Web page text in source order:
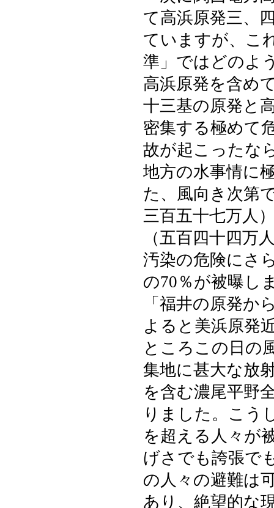
て高浜原発三、
ていますが、こ
準」ではどのよ
高浜原発を含め
十三基の原発と
密集する極めて
故が起こったな
地方の水事情に
た、風向き次第
三百五十七万人
（五百四十四万
汚染の危険にさ
の70％が被曝し
「福井の原発か
よると美浜原発
ところこの日の
集地に甚大な放
を含む濃尾平野
りました。こう
を超える人々が
げさでも誇張で
の人々の避難は
あり、絶望的な